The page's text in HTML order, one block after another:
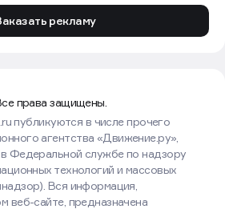
рекламу
права защищены.
публикуются в числе прочего
агентства «Движение.ру»,
Федеральной службе по надзору
технологий и массовых
Вся информация,
веб-сайте, предназначена